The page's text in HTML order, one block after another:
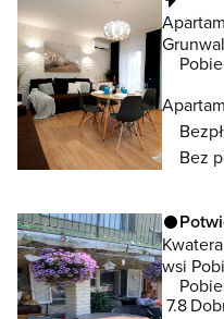
Bez
wsi
7.8